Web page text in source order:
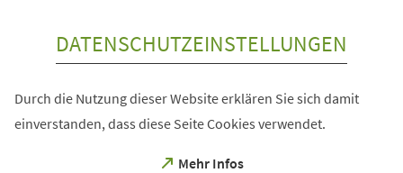
DATENSCHUTZEINSTELLUNGEN
Durch die Nutzung dieser Website erklären Sie sich damit
einverstanden, dass diese Seite Cookies verwendet.
Mehr Infos
(Öffnet